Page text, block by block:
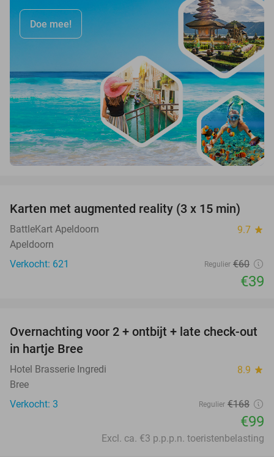
Doe mee!
35%
Karten met augmented reality (3 x 15 min)
BattleKart Apeldoorn 9.7 star
Apeldoorn
Verkocht: 621
Regulier €60
€39
41%
TODAY
Overnachting voor 2 + ontbijt + late check-out
in hartje Bree
Hotel Brasserie Ingredi 8.9 star
Bree
Verkocht: 3
Regulier €168
€99
Excl. ca. €3 p.p.p.n. toeristenbelasting